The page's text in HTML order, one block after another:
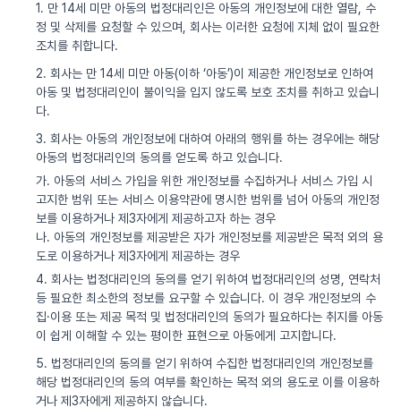
1. 만 14세 미만 아동의 법정대리인은 아동의 개인정보에 대한 열람, 수
정 및 삭제를 요청할 수 있으며, 회사는 이러한 요청에 지체 없이 필요한
조치를 취합니다.
2. 회사는 만 14세 미만 아동(이하 ‘아동’)이 제공한 개인정보로 인하여
아동 및 법정대리인이 불이익을 입지 않도록 보호 조치를 취하고 있습니
다.
3. 회사는 아동의 개인정보에 대하여 아래의 행위를 하는 경우에는 해당
아동의 법정대리인의 동의를 얻도록 하고 있습니다.
가. 아동의 서비스 가입을 위한 개인정보를 수집하거나 서비스 가입 시
고지한 범위 또는 서비스 이용약관에 명시한 범위를 넘어 아동의 개인정
보를 이용하거나 제3자에게 제공하고자 하는 경우
나. 아동의 개인정보를 제공받은 자가 개인정보를 제공받은 목적 외의 용
도로 이용하거나 제3자에게 제공하는 경우
4. 회사는 법정대리인의 동의를 얻기 위하여 법정대리인의 성명, 연락처
등 필요한 최소한의 정보를 요구할 수 있습니다. 이 경우 개인정보의 수
집·이용 또는 제공 목적 및 법정대리인의 동의가 필요하다는 취지를 아동
이 쉽게 이해할 수 있는 평이한 표현으로 아동에게 고지합니다.
5. 법정대리인의 동의를 얻기 위하여 수집한 법정대리인의 개인정보를
해당 법정대리인의 동의 여부를 확인하는 목적 외의 용도로 이를 이용하
거나 제3자에게 제공하지 않습니다.